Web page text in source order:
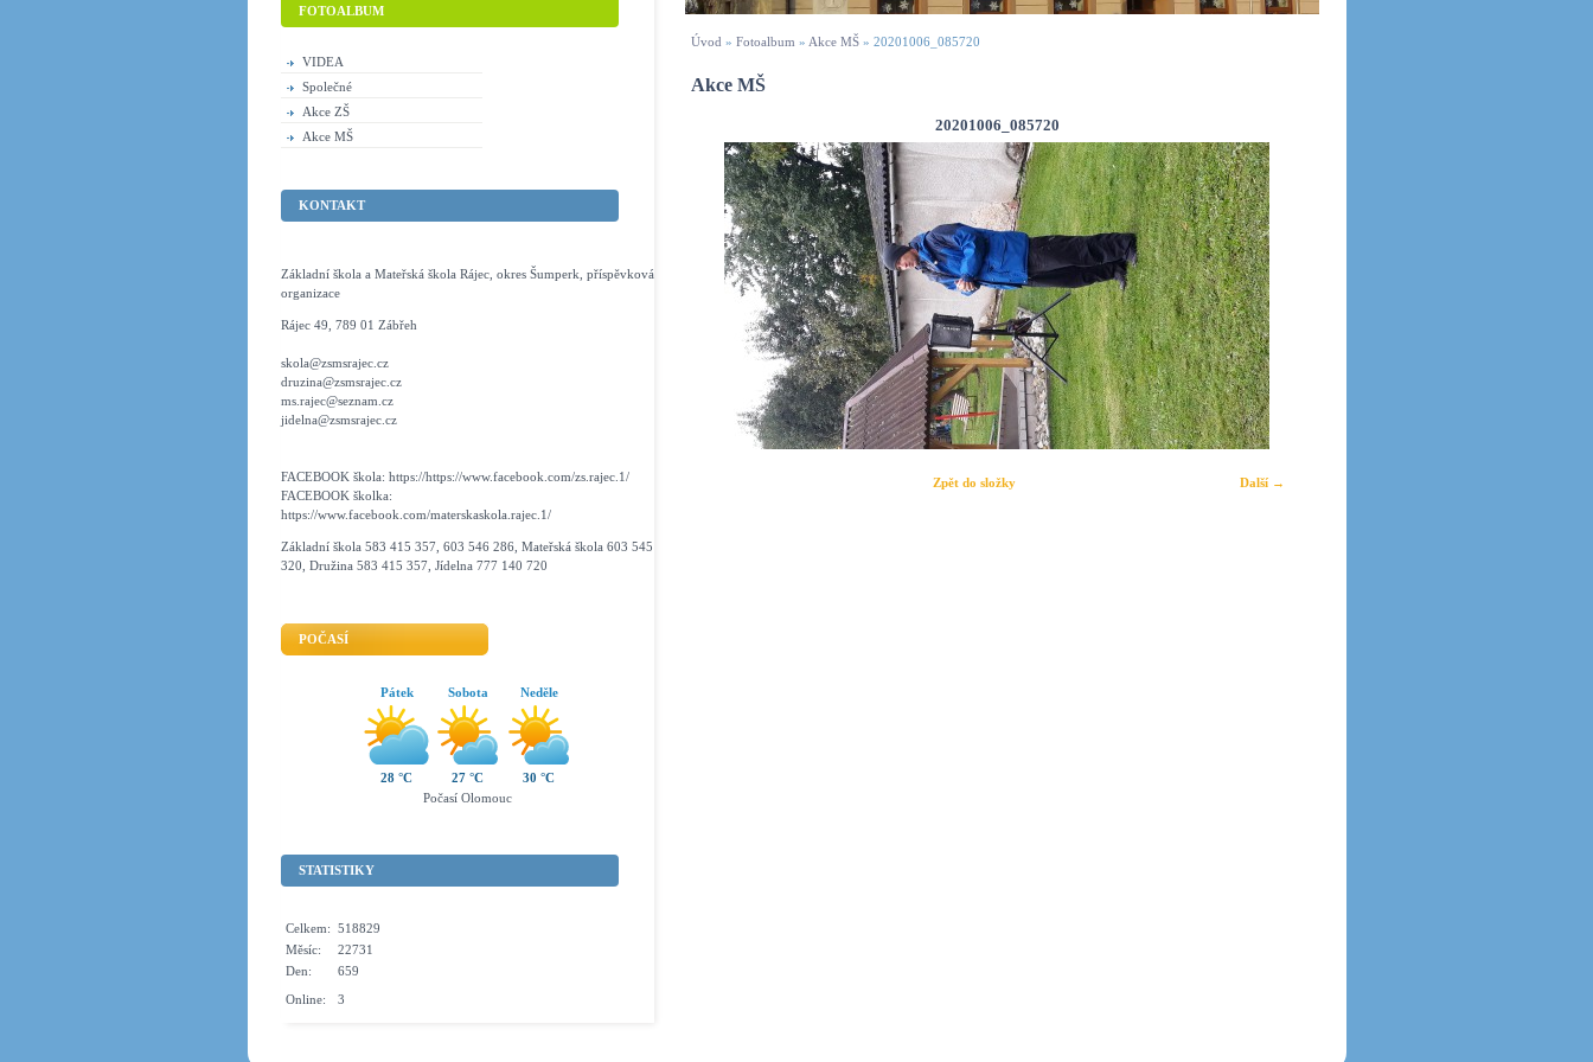
Úvod » Fotoalbum » Akce MŠ » 20201006_085720
Akce MŠ
20201006_085720
Další →
Zpět do složky
FOTOALBUM
VIDEA
Společné
Akce ZŠ
Akce MŠ
KONTAKT
Základní škola a Mateřská škola Rájec, okres Šumperk, příspěvková
organizace
Rájec 49, 789 01 Zábřeh
skola@zsmsrajec.cz
druzina@zsmsrajec.cz
ms.rajec@seznam.cz
jidelna@zsmsrajec.cz
FACEBOOK škola: https://https://www.facebook.com/zs.rajec.1/
FACEBOOK školka:
https://www.facebook.com/materskaskola.rajec.1/
Základní škola 583 415 357, 603 546 286, Mateřská škola 603 545
320, Družina 583 415 357, Jídelna 777 140 720
POČASÍ
Pátek
28 °C
Sobota
27 °C
Neděle
30 °C
Počasí Olomouc
STATISTIKY
Online: 3
Celkem: 518829
Měsíc:
22731
Den:
659